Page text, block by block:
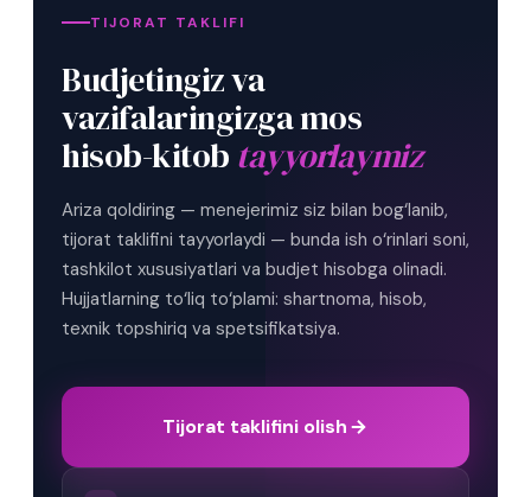
TIJORAT TAKLIFI
Budjetingiz va
vazifalaringizga mos
hisob-kitob tayyorlaymiz
Ariza qoldiring — menejerimiz siz bilan bog‘lanib,
tijorat taklifini tayyorlaydi — bunda ish o‘rinlari soni,
tashkilot xususiyatlari va budjet hisobga olinadi.
Hujjatlarning to‘liq to‘plami: shartnoma, hisob,
texnik topshiriq va spetsifikatsiya.
Tijorat taklifini olish